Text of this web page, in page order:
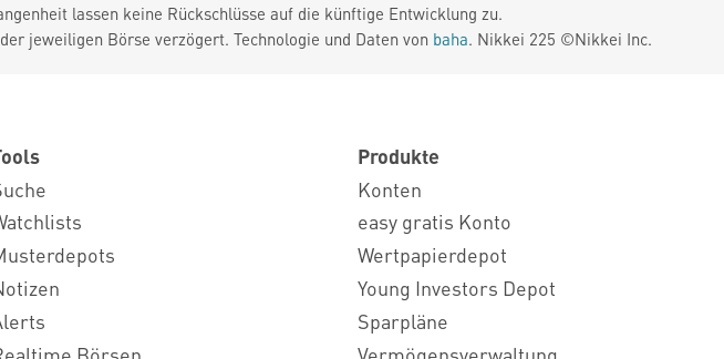
lassen keine Rückschlüsse auf die künftige Entwicklung zu.
jeweiligen Börse verzögert. Technologie und Daten von baha. Nikkei 225 ©Nikkei Inc.
Börsen
Produkte
Konten
easy gratis Konto
Wertpapierdepot
Young Investors Depot
Sparpläne
Vermögensverwaltung